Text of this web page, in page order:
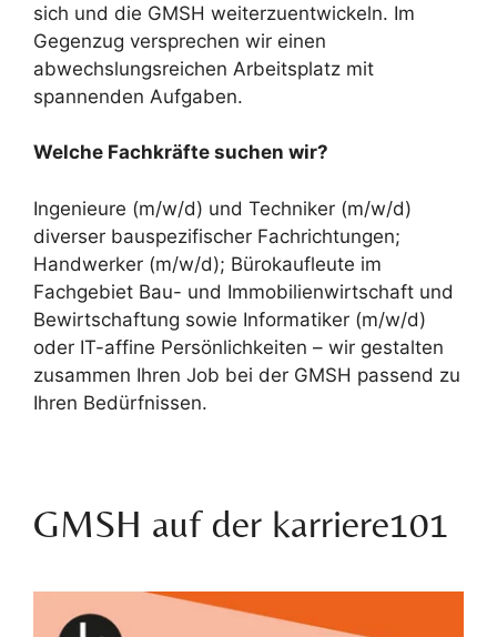
sich und die GMSH weiterzuentwickeln. Im
Gegenzug versprechen wir einen
abwechslungsreichen Arbeitsplatz mit
spannenden Aufgaben.
Welche Fachkräfte suchen wir?
Ingenieure (m/w/d) und Techniker (m/w/d)
diverser bauspezifischer Fachrichtungen;
Handwerker (m/w/d); Bürokaufleute im
Fachgebiet Bau- und Immobilienwirtschaft und
Bewirtschaftung sowie Informatiker (m/w/d)
oder IT-affine Persönlichkeiten – wir gestalten
zusammen Ihren Job bei der GMSH passend zu
Ihren Bedürfnissen.
GMSH auf der karriere101